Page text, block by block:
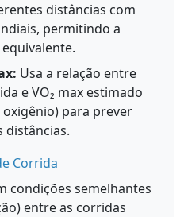
distâncias com
permitindo a
Usa a relação entre
e VO₂ max estimado
para prever
distâncias.
Corrida
condições semelhantes
entre as corridas